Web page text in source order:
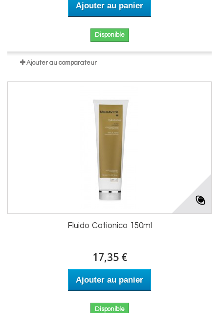
Ajouter au panier
Disponible
Ajouter au comparateur
Fluido Cationico 150ml
17,35 €
Ajouter au panier
Disponible